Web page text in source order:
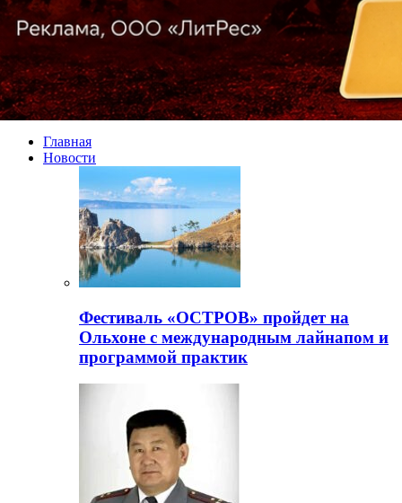
Главная
Новости
Фестиваль «ОСТРОВ» пройдет на
Ольхоне с международным лайнапом и
программой практик